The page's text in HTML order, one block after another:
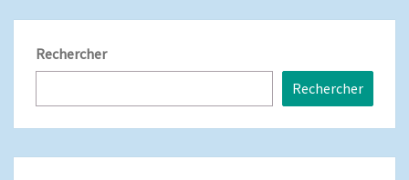
Rechercher
Rechercher